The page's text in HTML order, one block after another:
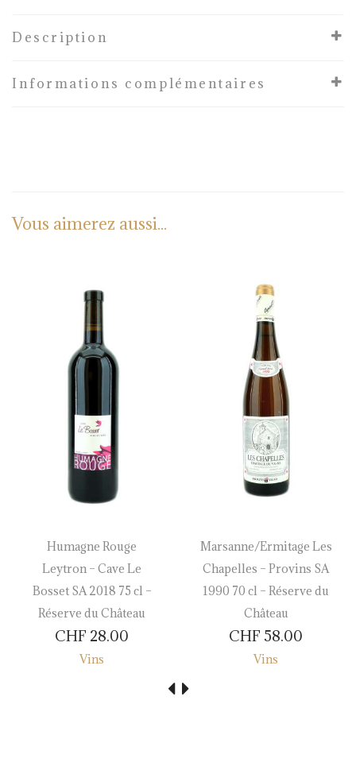
Description
Informations complémentaires
Vous aimerez aussi...
Humagne Rouge
Leytron – Cave Le
Bosset SA 2018 75 cl –
Réserve du Château
CHF 28.00
Vins
Marsanne/Ermitage Les
Chapelles – Provins SA
1990 70 cl – Réserve du
Château
CHF 58.00
Vins